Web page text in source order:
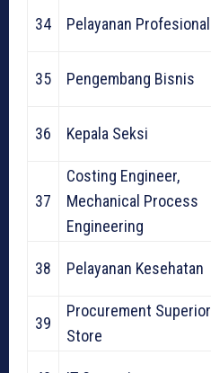
34 Pelayanan Profesional
35 Pengembang Bisnis
36 Kepala Seksi
37
Costing Engineer,
Mechanical Process
Engineering
38 Pelayanan Kesehatan
39
Procurement Superior
Store